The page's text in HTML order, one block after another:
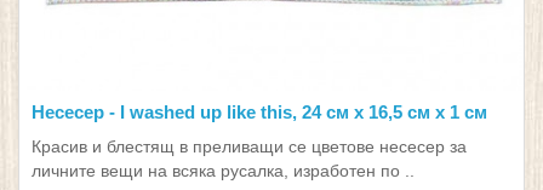
Несесер - I washed up like this, 24 см х 16,5 см х 1 см
Красив и блестящ в преливащи се цветове несесер за
личните вещи на всяка русалка, изработен по ..